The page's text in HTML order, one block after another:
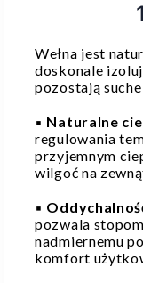
Wełna jest
doskonale
pozostają suche
▪️ Naturalne
regulowania
przyjemnym
wilgoć na
▪️
pozwala
nadmiernemu
komfort